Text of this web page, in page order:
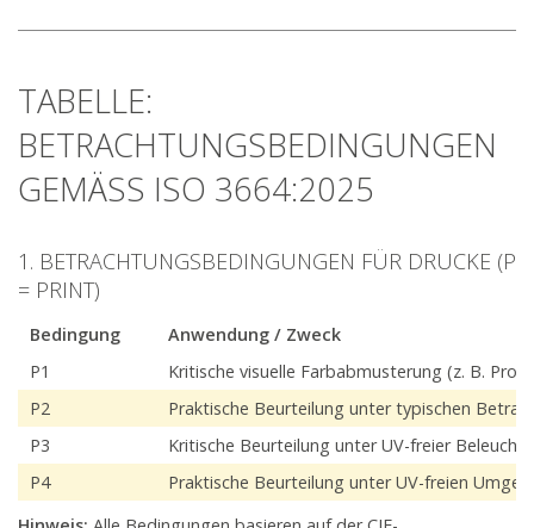
TABELLE:
BETRACHTUNGSBEDINGUNGEN
GEMÄSS ISO 3664:2025
1. BETRACHTUNGSBEDINGUNGEN FÜR DRUCKE (P
= PRINT)
Bedingung
Anwendung / Zweck
P1
Kritische visuelle Farbabmusterung (z. B.
P2
Praktische Beurteilung unter typischen
P3
Kritische Beurteilung unter UV-freier
P4
Praktische Beurteilung unter UV-freien